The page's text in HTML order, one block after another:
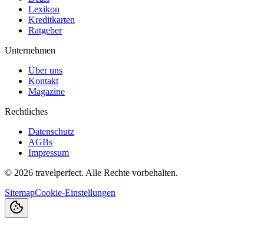
Lexikon
Kreditkarten
Ratgeber
Unternehmen
Über uns
Kontakt
Magazine
Rechtliches
Datenschutz
AGBs
Impressum
© 2026 travelperfect. Alle Rechte vorbehalten.
SitemapCookie-Einstellungen